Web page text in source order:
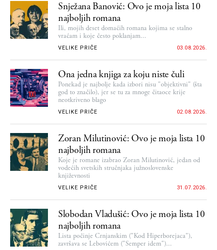
Snježana Banović: Ovo je moja lista 10
najboljih romana
Ili, mojih deset domaćih romana kojima se stalno
vraćam i koje često poklanjam...
VELIKE PRIČE 03.08.2026.
Ona jedna knjiga za koju niste čuli
Ponekad je najbolje kada izbori nisu "objektivni" (šta
god to značilo), jer se tu za mnoge čitaoce krije
neotkriveno blago
VELIKE PRIČE 02.08.2026.
Zoran Milutinović: Ovo je moja lista 10
najboljih romana
Koje je romane izabrao Zoran Milutinović, jedan od
vodećih svetskih stručnjaka južnoslovenske
književnosti
VELIKE PRIČE 31.07.2026.
Slobodan Vladušić: Ovo je moja lista 10
najboljih romana
Lista počinje Crnjanskim ("Kod Hiperborejaca"),
završava se Lebovićem ("Semper idem")...